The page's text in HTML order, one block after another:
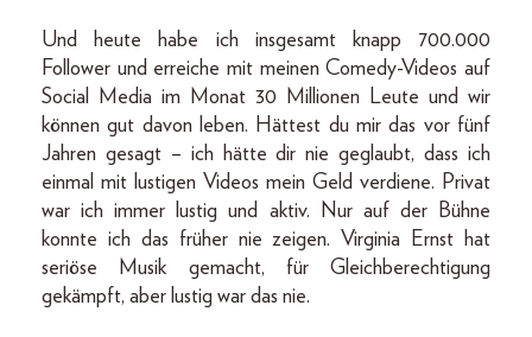
Und heute habe ich insgesamt knapp 700.000
Follower und erreiche mit meinen Comedy-Videos auf
Social Media im Monat 30 Millionen Leute und wir
können gut davon leben. Hättest du mir das vor fünf
Jahren gesagt – ich hätte dir nie geglaubt, dass ich
einmal mit lustigen Videos mein Geld verdiene. Privat
war ich immer lustig und aktiv. Nur auf der Bühne
konnte ich das früher nie zeigen. Virginia Ernst hat
seriöse Musik gemacht, für Gleichberechtigung
gekämpft, aber lustig war das nie.